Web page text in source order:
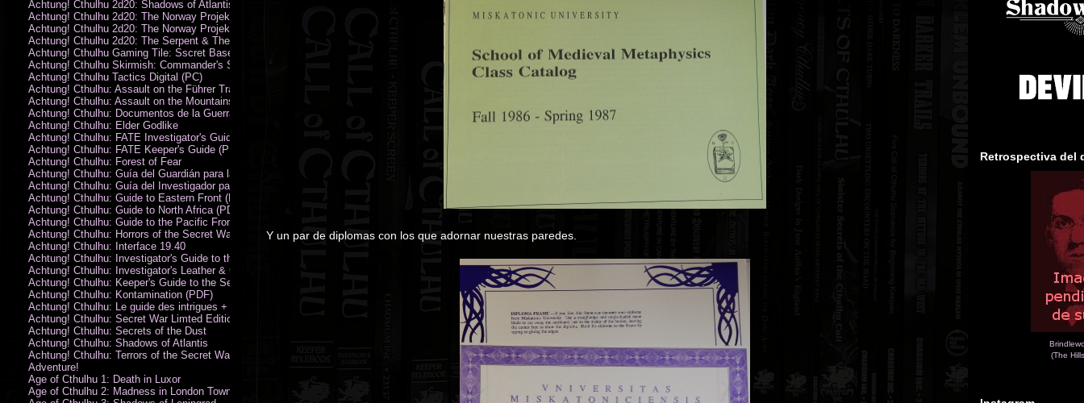
Y un par de diplomas con los que adornar nuestras paredes.
Achtung! Cthulhu 2d20: Shadows of Atlantis
Achtung! Cthulhu 2d20: The Norway Projekt
Achtung! Cthulhu 2d20: The Norway Projekt (PDF)
Achtung! Cthulhu 2d20: The Serpent & The Sands
Achtung! Cthulhu Gaming Tile: Sscret Base & Icy Ruins
Achtung! Cthulhu Skirmish: Commander's Set
Achtung! Cthulhu Tactics Digital (PC)
Achtung! Cthulhu: Assault on the Führer Train
Achtung! Cthulhu: Assault on the Mountains of Madness
Achtung! Cthulhu: Documentos de la Guerra Secreta
Achtung! Cthulhu: Elder Godlike
Achtung! Cthulhu: FATE Investigator's Guide (PDF)
Achtung! Cthulhu: FATE Keeper's Guide (PDF)
Achtung! Cthulhu: Forest of Fear
Achtung! Cthulhu: Guía del Guardián para la Guerra Secreta
Achtung! Cthulhu: Guía del Investigador para la Guerra Secreta
Achtung! Cthulhu: Guide to Eastern Front (PDF)
Achtung! Cthulhu: Guide to North Africa (PDF)
Achtung! Cthulhu: Guide to the Pacific Front
Achtung! Cthulhu: Horrors of the Secret War
Achtung! Cthulhu: Interface 19.40
Achtung! Cthulhu: Investigator's Guide to the Secret War
Achtung! Cthulhu: Investigator's Leather & Canvas Bag
Achtung! Cthulhu: Keeper's Guide to the Secret War
Achtung! Cthulhu: Kontamination (PDF)
Achtung! Cthulhu: Le guide des intrigues + ecran
Achtung! Cthulhu: Secret War Limted Edition Book
Achtung! Cthulhu: Secrets of the Dust
Achtung! Cthulhu: Shadows of Atlantis
Achtung! Cthulhu: Terrors of the Secret War
Adventure!
Age of Cthulhu 1: Death in Luxor
Age of Cthulhu 2: Madness in London Town
Retrospectiva del
(The